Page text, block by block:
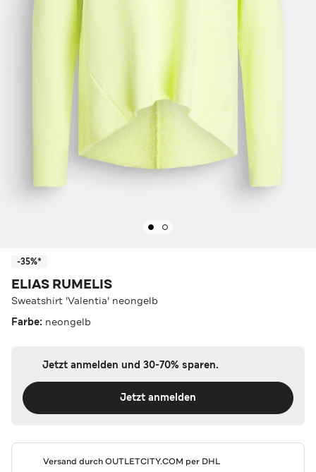
-35%*
ELIAS RUMELIS
Sweatshirt 'Valentia' neongelb
Farbe: neongelb
Jetzt anmelden und 30-70% sparen.
Jetzt anmelden
Versand durchOUTLETCITY.COM per DHL